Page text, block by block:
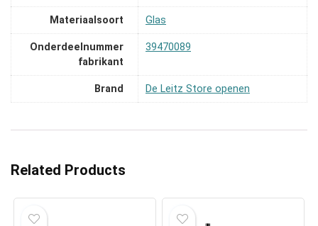
Materiaalsoort ‎Glas
Onderdeelnummer
fabrikant
‎39470089
Brand De Leitz Store openen
Related Products